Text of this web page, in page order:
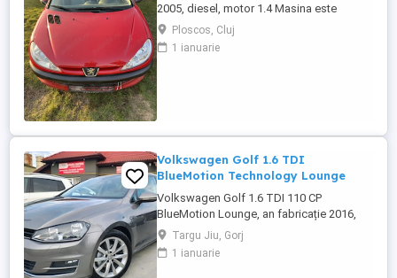
2005, diesel, motor 1.4 Masina este
radiata. Pentru mai multe detalii va rog
sunati la nr. de telefon afisat:
Ploscos, Cluj
1 ianuarie
Volkswagen Golf 1.6 TDI
BlueMotion Technology Lounge
Volkswagen Golf 1.6 TDI 110 CP
BlueMotion Lounge, an fabricație 2016,
import Germania, motorizare diesel 1.6
110 CP, cutie manuală. Compactă
modernă, consum mixt redus (3.8 l 100
Targu Jiu, Gorj
1 ianuarie